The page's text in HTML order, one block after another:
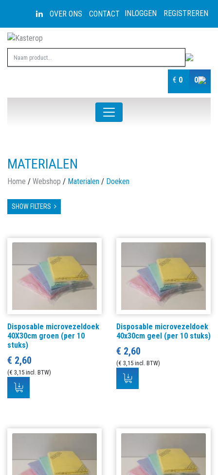
INLOGGEN REGISTREREN
OVER ONS CONTACT
€ 0 0
MATERIALEN
Home / Webshop / Materialen / Doeken
SHOW FILTERS
Disposable microvezeldoek
40X30cm groen (per 10
stuks)
€ 2,60
(€ 3,15 incl. BTW)
Disposable microvezeldoek
40x30cm geel (per 10 stuks)
€ 2,60
(€ 3,15 incl. BTW)